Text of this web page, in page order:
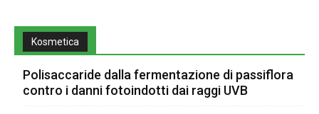
Kosmetica
Polisaccaride dalla fermentazione di passiflora
contro i danni fotoindotti dai raggi UVB